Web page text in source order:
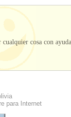
cosa con
para Internet